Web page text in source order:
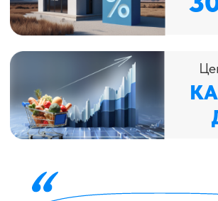
ВЫЖИВАТЬ, НАЧАТЬ
УПРАВЛЯТЬ СВОИМИ
ДЕНЬГАМИ И
ПРИУМНОЖАТЬ ИХ,
СОЗДАВАЯ ПАССИВНЫЙ
ДОХОД!